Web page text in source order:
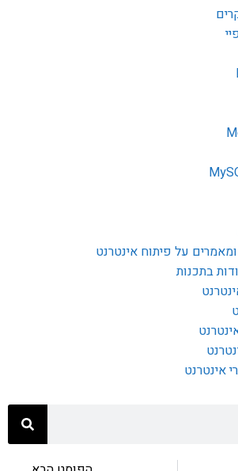
על פיתוח אינטרנט
בתכנות
אינטרנט